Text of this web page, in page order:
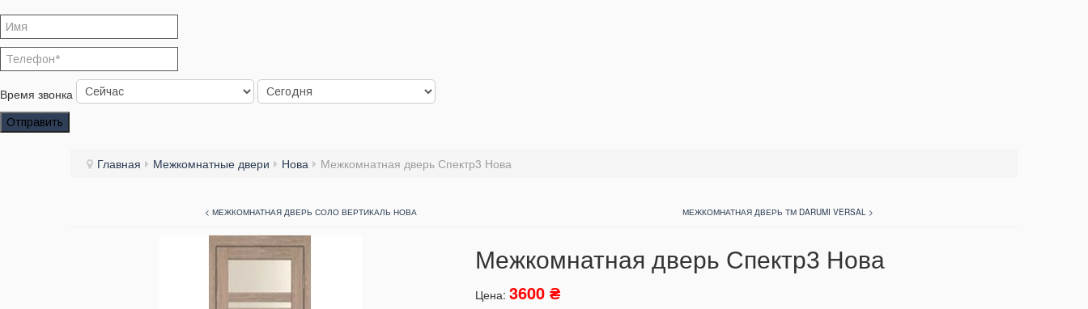
Время звонка
Отправить
Главная Межкомнатные двери Нова Межкомнатная дверь Спектр3 Нова
< МЕЖКОМНАТНАЯ ДВЕРЬ СОЛО ВЕРТИКАЛЬ НОВА МЕЖКОМНАТНАЯ ДВЕРЬ ТМ DARUMI VERSAL >
Межкомнатная дверь Спектр3 Нова
Цена: 3600 ₴